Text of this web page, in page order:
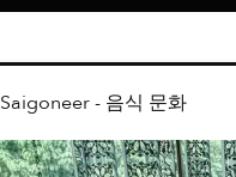
Saigoneer- 음식 문화